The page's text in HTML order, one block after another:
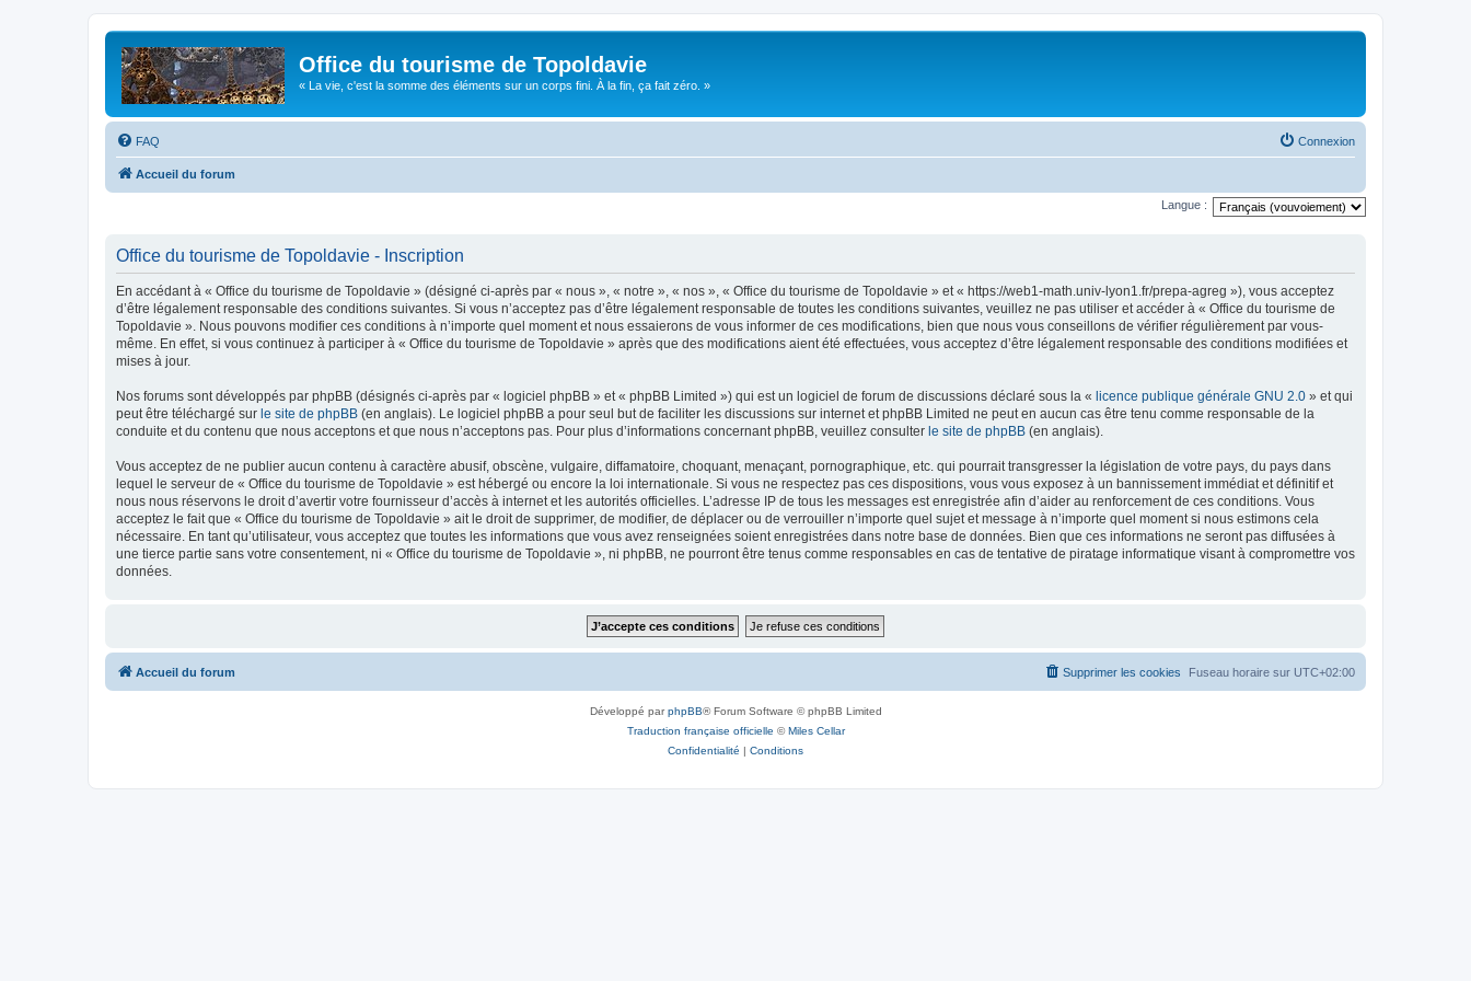
Office du tourisme de Topoldavie
« La vie, c'est la somme des éléments sur un corps fini. À la fin, ça fait zéro. »
FAQ Connexion
Accueil du forum
Langue :
Office du tourisme de Topoldavie - Inscription
En accédant à « Office du tourisme de Topoldavie » (désigné ci-après par « nous », « notre », « nos », « Office du tourisme de Topoldavie » et « https://web1-math.univ-lyon1.fr/prepa-agreg »), vous acceptez
d’être légalement responsable des conditions suivantes. Si vous n’acceptez pas d’être légalement responsable de toutes les conditions suivantes, veuillez ne pas utiliser et accéder à « Office du tourisme de
Topoldavie ». Nous pouvons modifier ces conditions à n’importe quel moment et nous essaierons de vous informer de ces modifications, bien que nous vous conseillons de vérifier régulièrement par vous-
même. En effet, si vous continuez à participer à « Office du tourisme de Topoldavie » après que des modifications aient été effectuées, vous acceptez d’être légalement responsable des conditions modifiées et
mises à jour.
Nos forums sont développés par phpBB (désignés ci-après par « logiciel phpBB » et « phpBB Limited ») qui est un logiciel de forum de discussions déclaré sous la « licence publique générale GNU 2.0 » et qui
peut être téléchargé sur le site de phpBB (en anglais). Le logiciel phpBB a pour seul but de faciliter les discussions sur internet et phpBB Limited ne peut en aucun cas être tenu comme responsable de la
conduite et du contenu que nous acceptons et que nous n’acceptons pas. Pour plus d’informations concernant phpBB, veuillez consulter le site de phpBB (en anglais).
Vous acceptez de ne publier aucun contenu à caractère abusif, obscène, vulgaire, diffamatoire, choquant, menaçant, pornographique, etc. qui pourrait transgresser la législation de votre pays, du pays dans
lequel le serveur de « Office du tourisme de Topoldavie » est hébergé ou encore la loi internationale. Si vous ne respectez pas ces dispositions, vous vous exposez à un bannissement immédiat et définitif et
nous nous réservons le droit d’avertir votre fournisseur d’accès à internet et les autorités officielles. L’adresse IP de tous les messages est enregistrée afin d’aider au renforcement de ces conditions. Vous
acceptez le fait que « Office du tourisme de Topoldavie » ait le droit de supprimer, de modifier, de déplacer ou de verrouiller n’importe quel sujet et message à n’importe quel moment si nous estimons cela
nécessaire. En tant qu’utilisateur, vous acceptez que toutes les informations que vous avez renseignées soient enregistrées dans notre base de données. Bien que ces informations ne seront pas diffusées à
une tierce partie sans votre consentement, ni « Office du tourisme de Topoldavie », ni phpBB, ne pourront être tenus comme responsables en cas de tentative de piratage informatique visant à compromettre vos
données.
Accueil du forum Fuseau horaire sur UTC+02:00
Supprimer les cookies
Développé parphpBB® Forum Software © phpBB Limited
Traduction française officielle ©Miles Cellar
Confidentialité | Conditions